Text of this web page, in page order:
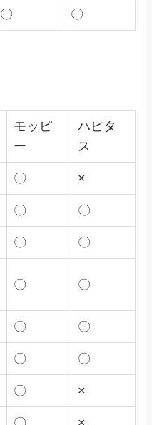
〇 〇
モッピ
ー
ハピタ
ス
〇 ×
〇 〇
〇 〇
〇 〇
〇 〇
〇 〇
〇 ×